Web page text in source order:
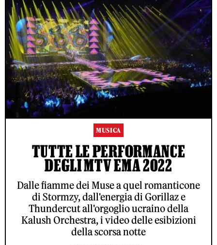
MUSICA
TUTTE LE PERFORMANCE
DEGLI MTV EMA 2022
Dalle fiamme dei Muse a quel romanticone
di Stormzy, dall'energia di Gorillaz e
Thundercut all'orgoglio ucraino della
Kalush Orchestra, i video delle esibizioni
della scorsa notte